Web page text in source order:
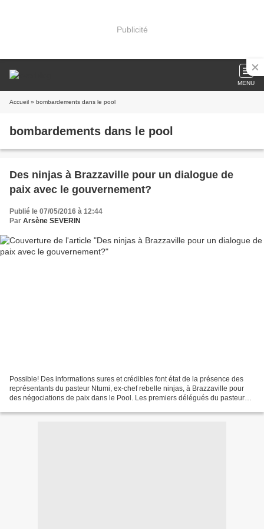
Publicité
MENU
Accueil » bombardements dans le pool
bombardements dans le pool
Des ninjas à Brazzaville pour un dialogue de
paix avec le gouvernement?
Publié le 07/05/2016 à 12:44
Par Arsène SEVERIN
Possible! Des informations sures et crédibles font état de la présence des
représentants du pasteur Ntumi, ex-chef rebelle ninjas, à Brazzaville pour
des négociations de paix dans le Pool. Les premiers délégués du pasteur